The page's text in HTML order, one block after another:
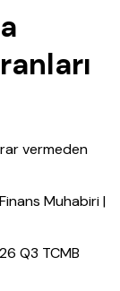
vermeden
Muhabiri |
Q3 TCMB